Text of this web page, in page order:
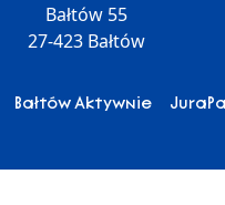
Bałtów 55
27-423 Bałtów
Bałtów Aktywnie